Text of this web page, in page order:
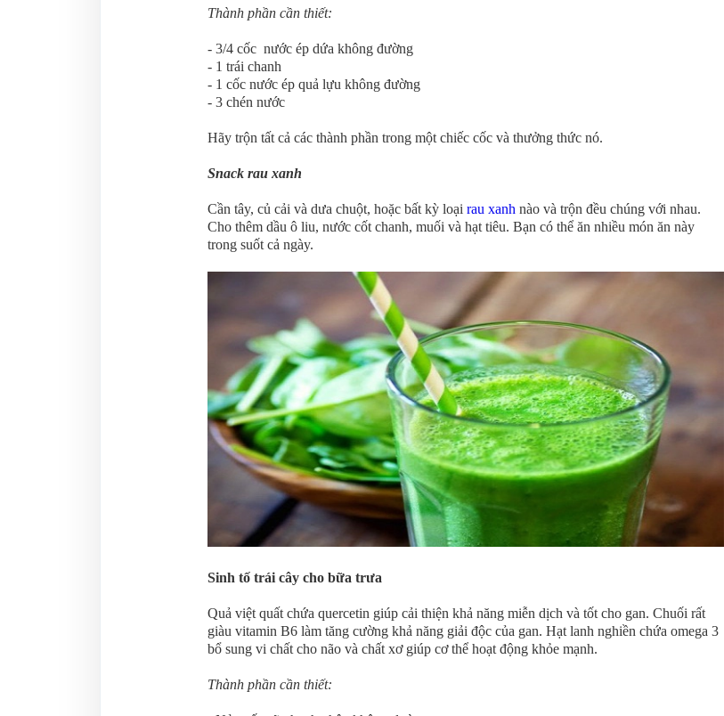
Thành phần cần thiết:
- 3/4 cốc nước ép dứa không đường
- 1 trái chanh
- 1 cốc nước ép quả lựu không đường
- 3 chén nước
Hãy trộn tất cả các thành phần trong một chiếc cốc và thưởng thức nó.
Snack rau xanh
Cần tây, củ cải và dưa chuột, hoặc bất kỳ loại rau xanh nào và trộn đều chúng với nhau.
Cho thêm dầu ô liu, nước cốt chanh, muối và hạt tiêu. Bạn có thể ăn nhiều món ăn này
trong suốt cả ngày.
Sinh tố trái cây cho bữa trưa
Quả việt quất chứa quercetin giúp cải thiện khả năng miễn dịch và tốt cho gan. Chuối rất
giàu vitamin B6 làm tăng cường khả năng giải độc của gan. Hạt lanh nghiền chứa omega 3
bổ sung vi chất cho não và chất xơ giúp cơ thể hoạt động khỏe mạnh.
Thành phần cần thiết: